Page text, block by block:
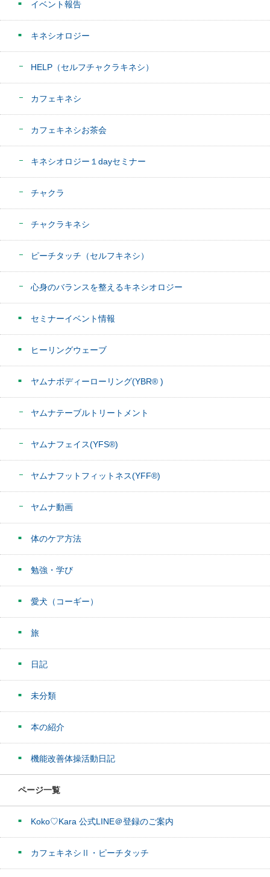
イベント報告
キネシオロジー
HELP（セルフチャクラキネシ）
カフェキネシ
カフェキネシお茶会
キネシオロジー１dayセミナー
チャクラ
チャクラキネシ
ピーチタッチ（セルフキネシ）
心身のバランスを整えるキネシオロジー
セミナーイベント情報
ヒーリングウェーブ
ヤムナボディーローリング(YBR® )
ヤムナテーブルトリートメント
ヤムナフェイス(YFS®)
ヤムナフットフィットネス(YFF®)
ヤムナ動画
体のケア方法
勉強・学び
愛犬（コーギー）
旅
日記
未分類
本の紹介
機能改善体操活動日記
ページ一覧
Koko♡Kara 公式LINE＠登録のご案内
カフェキネシⅡ・ピーチタッチ